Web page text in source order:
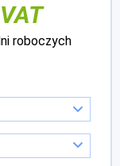
roboczych